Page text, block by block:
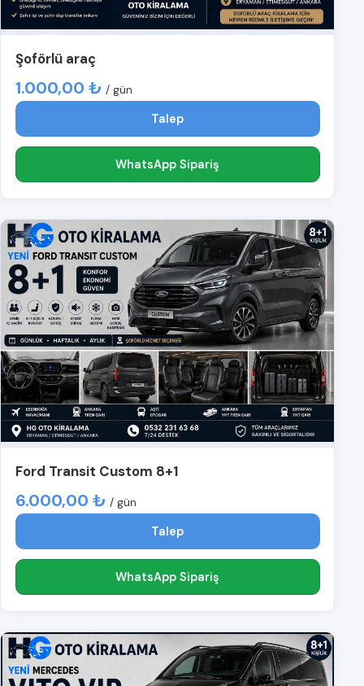
Şoförlü araç
1.000,00 ₺ / gün
Talep
WhatsApp Sipariş
Ford Transit Custom 8+1
6.000,00 ₺ / gün
Talep
WhatsApp Sipariş